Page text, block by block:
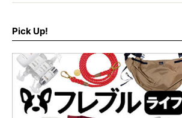
ど、内容盛りだくさんでお送りして
お見逃しなく！
Pick Up!